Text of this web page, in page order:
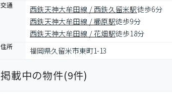
交通 西鉄天神大牟田線 / 西鉄久留米駅徒歩6分
西鉄天神大牟田線 / 櫛原駅徒歩9分
西鉄天神大牟田線 / 花畑駅徒歩18分
住所 福岡県久留米市東町1-13
掲載中の物件(9件)